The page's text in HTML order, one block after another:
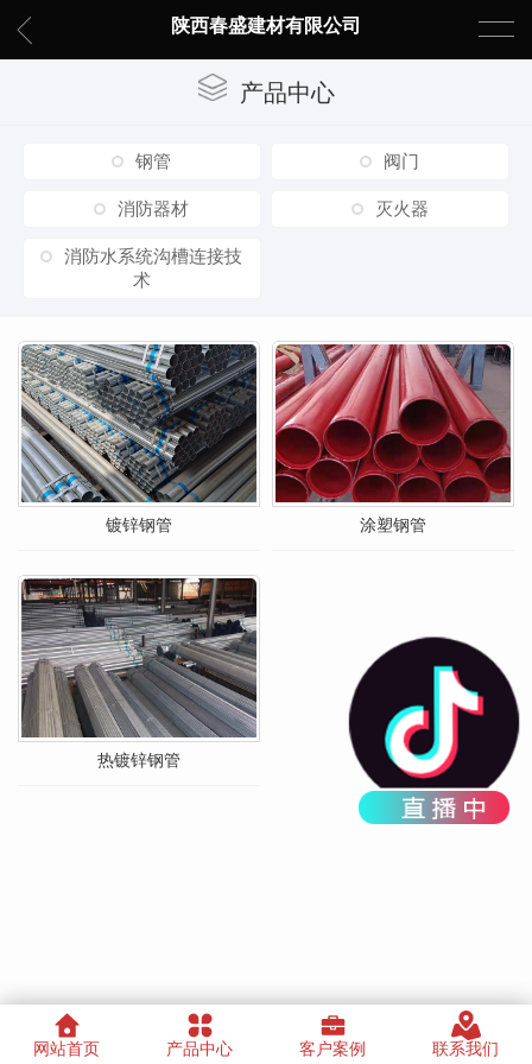
陕西春盛建材有限公司
产品中心
钢管 阀门
消防器材 灭火器
消防水系统沟槽连接技
术
镀锌钢管 涂塑钢管
热镀锌钢管
网站首页 产品中心 客户案例 联系我们